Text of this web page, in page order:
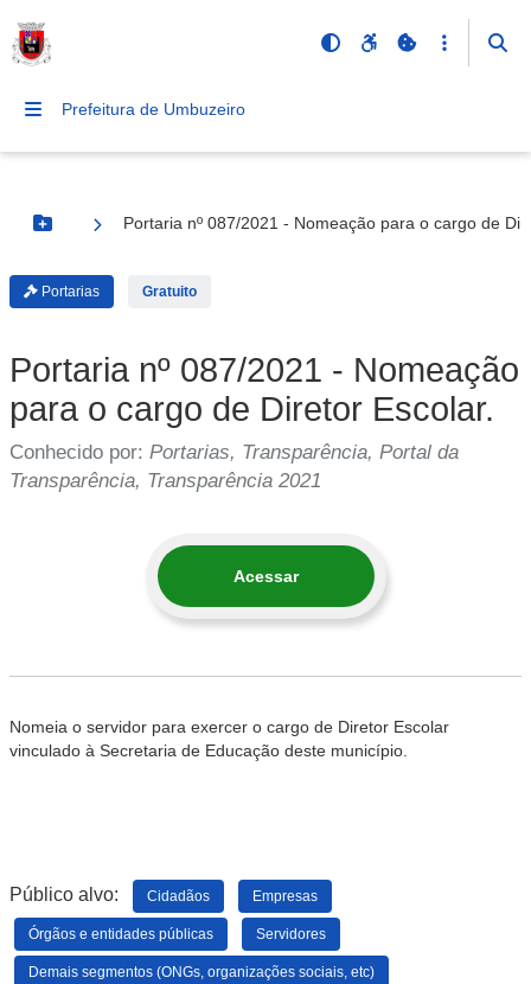
Prefeitura de Umbuzeiro
Botão Menu
Portaria nº 087/2021 - Nomeação para o cargo de
Portarias Gratuito
Portaria nº 087/2021 - Nomeação
para o cargo de Diretor Escolar.
Conhecido por: Portarias, Transparência, Portal da
Transparência, Transparência 2021
Acessar
Nomeia o servidor para exercer o cargo de Diretor Escolar
vinculado à Secretaria de Educação deste município.
Público alvo: Cidadãos Empresas
Órgãos e entidades públicas Servidores
Demais segmentos (ONGs, organizações sociais, etc)